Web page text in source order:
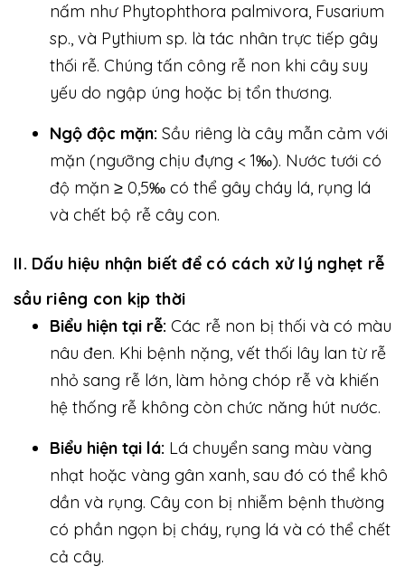
nấm như Phytophthora palmivora, Fusarium
sp., và Pythium sp. là tác nhân trực tiếp gây
thối rễ. Chúng tấn công rễ non khi cây suy
yếu do ngập úng hoặc bị tổn thương.
Ngộ độc mặn: Sầu riêng là cây mẫn cảm với
mặn (ngưỡng chịu đựng < 1‰). Nước tưới có
độ mặn ≥ 0,5‰ có thể gây cháy lá, rụng lá
và chết bộ rễ cây con.
II. Dấu hiệu nhận biết để có cách xử lý nghẹt rễ
sầu riêng con kịp thời
Biểu hiện tại rễ: Các rễ non bị thối và có màu
nâu đen. Khi bệnh nặng, vết thối lây lan từ rễ
nhỏ sang rễ lớn, làm hỏng chóp rễ và khiến
hệ thống rễ không còn chức năng hút nước.
Biểu hiện tại lá: Lá chuyển sang màu vàng
nhạt hoặc vàng gân xanh, sau đó có thể khô
dần và rụng. Cây con bị nhiễm bệnh thường
có phần ngọn bị cháy, rụng lá và có thể chết
cả cây.